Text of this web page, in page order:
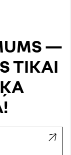
—
TIKAI